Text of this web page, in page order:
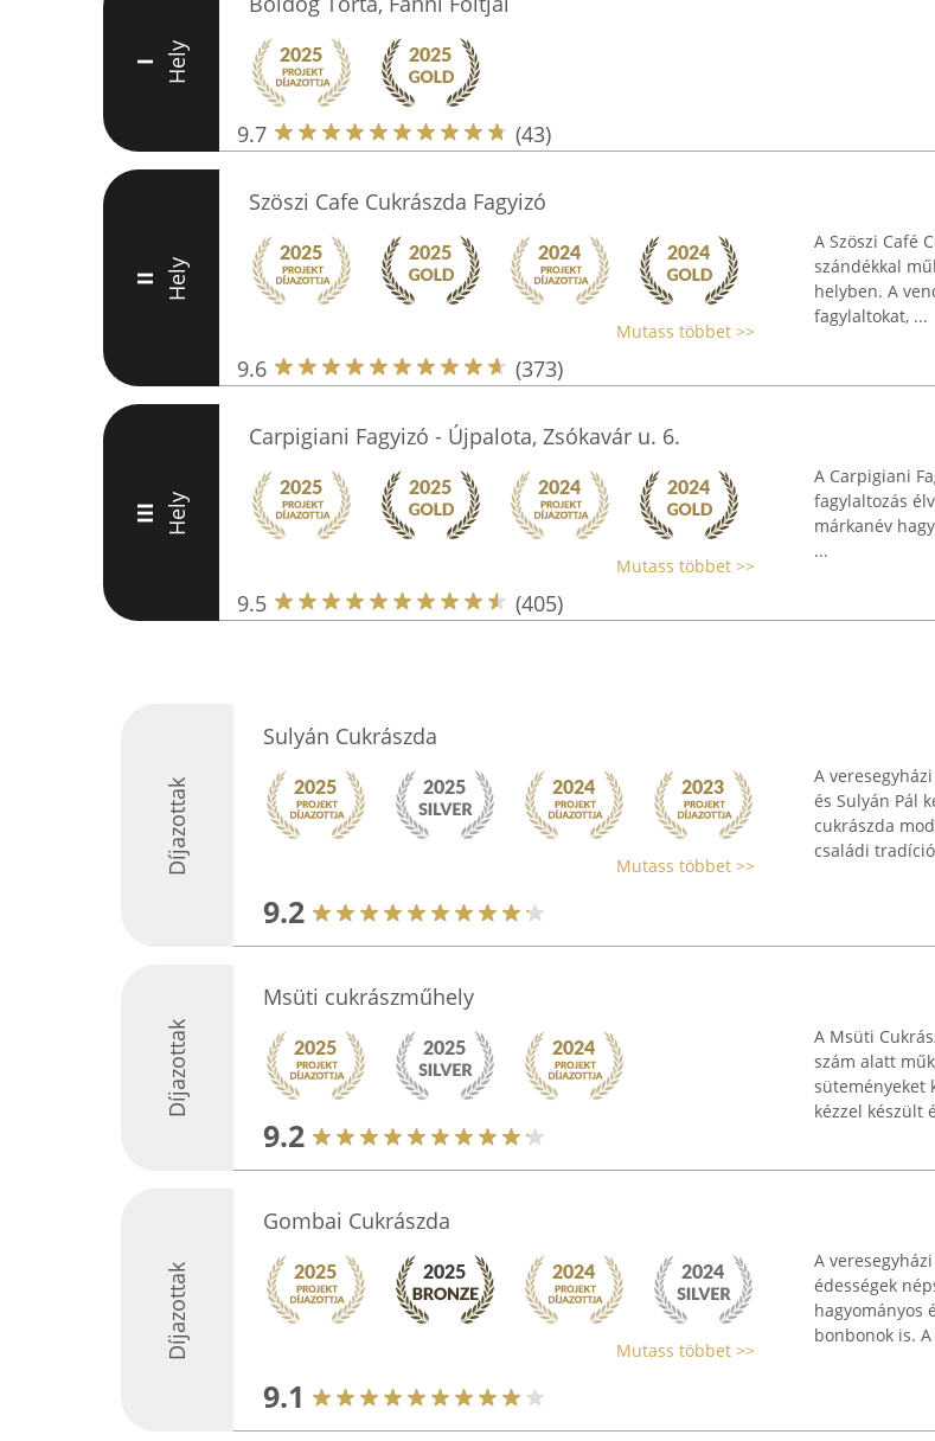
I Hely
9.7 (43)
II Hely
Szöszi Cafe Cukrászda Fagyizó
Mutass többet >>
9.6 (373)
A Szöszi Café
szándékkal
helyben. A
fagylaltokat, ...
III Hely
Carpigiani Fagyizó - Újpalota, Zsókavár u. 6.
Mutass többet >>
9.5 (405)
A Carpigiani
fagylaltozás
márkanév
...
Díjazottak
Sulyán Cukrászda
Mutass többet >>
9.2
A
és Sulyán Pál
cukrászda
családi
Díjazottak
Msüti cukrászműhely
9.2
A Msüti
szám alatt
süteményeket
kézzel készült
Díjazottak
Gombai Cukrászda
Mutass többet >>
9.1
A
édességek
hagyományos
bonbonok is.